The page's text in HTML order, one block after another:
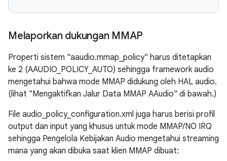
Melaporkan dukungan MMAP
Properti sistem "aaudio.mmap_policy" harus ditetapkan
ke 2 (AAUDIO_POLICY_AUTO) sehingga framework audio
mengetahui bahwa mode MMAP didukung oleh HAL audio.
(lihat "Mengaktifkan Jalur Data MMAP AAudio" di bawah.)
File audio_policy_configuration.xml juga harus berisi profil
output dan input yang khusus untuk mode MMAP/NO IRQ
sehingga Pengelola Kebijakan Audio mengetahui streaming
mana yang akan dibuka saat klien MMAP dibuat: